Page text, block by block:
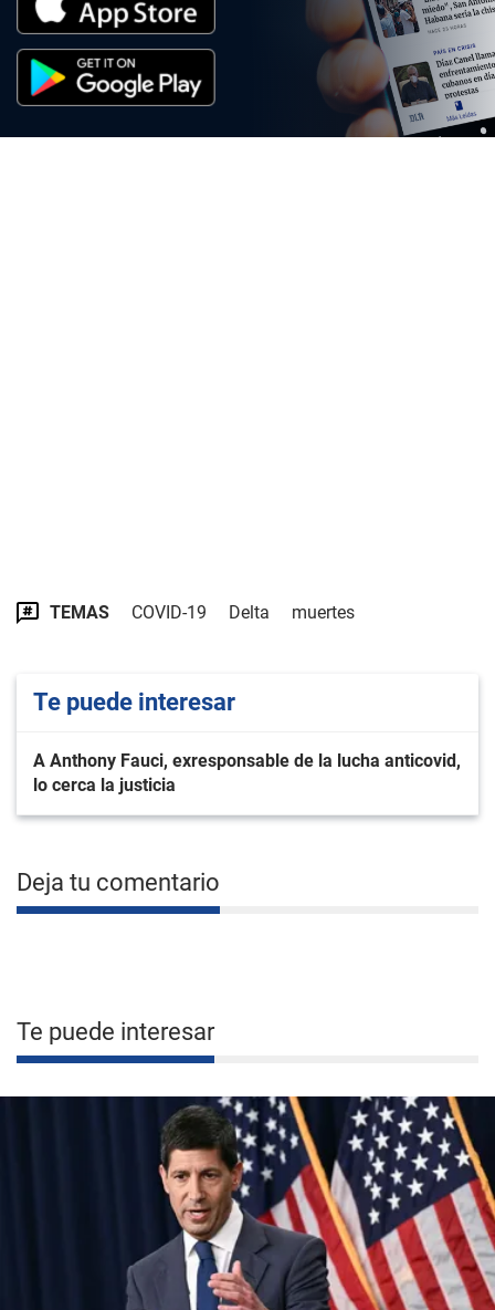
TEMAS COVID-19 Delta muertes
Te puede interesar
A Anthony Fauci, exresponsable de la lucha anticovid,
lo cerca la justicia
Deja tu comentario
Te puede interesar